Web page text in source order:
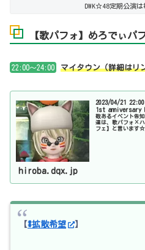
DWK☆48定期公演
【歌パフォ】めろでぃ
22:00～24:00 マイタウン（詳細はリ
2023/04/21
1st anniversary
数あるイベント告
達は、歌パフォ×
フェ】と言います
hiroba.dqx.jp
【#拡散希望 】